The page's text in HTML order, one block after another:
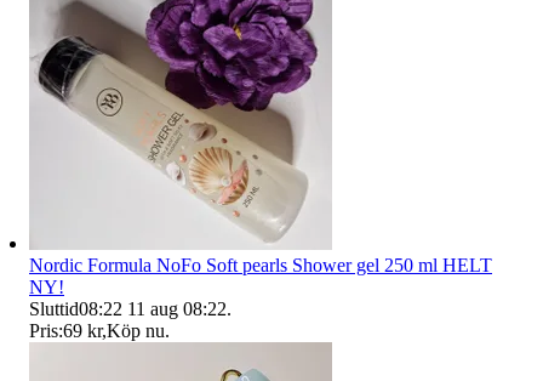
Nordic Formula NoFo Soft pearls Shower gel 250 ml HELT
NY!
Sluttid08:22 11 aug 08:22.
Pris:69 kr,Köp nu.